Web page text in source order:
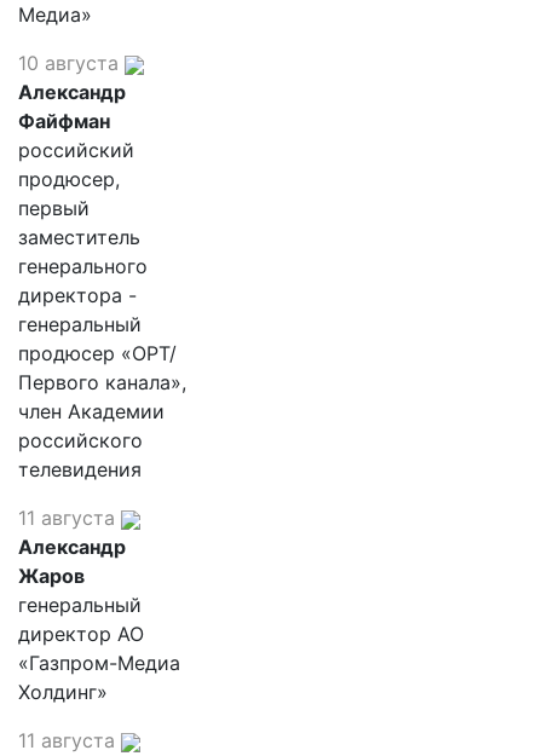
Медиа»
10 августа
Александр
Файфман
российский
продюсер,
первый
заместитель
генерального
директора -
генеральный
продюсер «ОРТ/
Первого канала»,
член Академии
российского
телевидения
11 августа
Александр
Жаров
генеральный
директор АО
«Газпром-Медиа
Холдинг»
11 августа